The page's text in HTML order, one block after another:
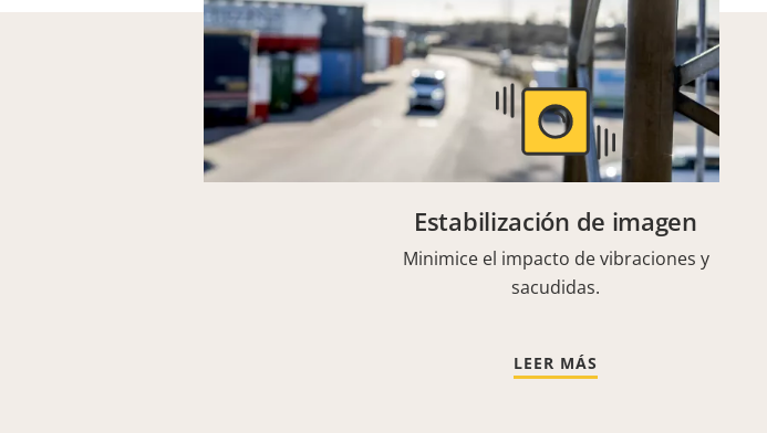
Estabilización de imagen
Minimice el impacto de vibraciones y
sacudidas.
LEER MÁS